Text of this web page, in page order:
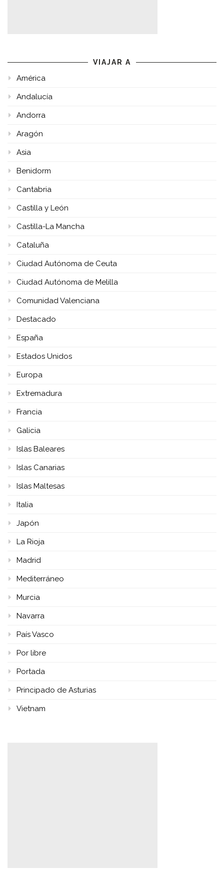
VIAJAR A
América
Andalucía
Andorra
Aragón
Asia
Benidorm
Cantabria
Castilla y León
Castilla-La Mancha
Cataluña
Ciudad Autónoma de Ceuta
Ciudad Autónoma de Melilla
Comunidad Valenciana
Destacado
España
Estados Unidos
Europa
Extremadura
Francia
Galicia
Islas Baleares
Islas Canarias
Islas Maltesas
Italia
Japón
La Rioja
Madrid
Mediterráneo
Murcia
Navarra
País Vasco
Por libre
Portada
Principado de Asturias
Vietnam